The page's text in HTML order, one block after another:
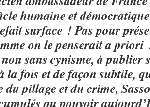
humaine et
surface ! Pas pour
on le penserait a
sans cynisme, à publier
la fois et de façon subtile,
pillage et du crime,
au pouvoir